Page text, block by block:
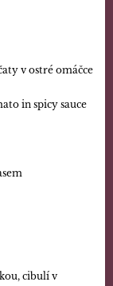
v ostré omáčce
in spicy sauce
cibulí v